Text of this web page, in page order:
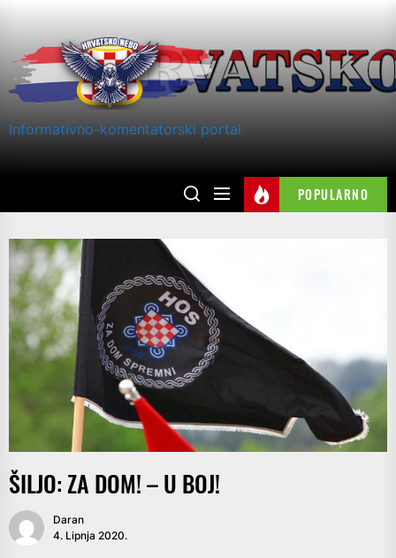
content
Informativno-komentatorski portal
POPULARNO
ŠILJO: ZA DOM! – U BOJ!
Daran
4. Lipnja 2020.